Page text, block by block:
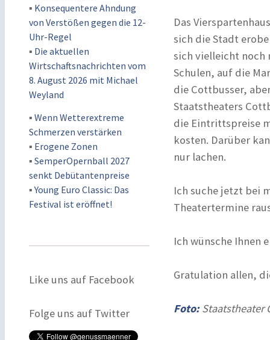
▪ Konsequentere Ahndung
von Verstößen gegen die 12-
Uhr-Regel
▪ Die aktuellen
Wirtschaftsnachrichten vom
8. August 2026 mit Michael
Weyland
▪ Wenn Wetterextreme
Schmerzen verstärken
▪ Erogene Zonen
▪ SemperOpernball 2027
senkt Debütantenpreise
▪Young Euro Classic: Das
Festival ist eröffnet!
Like uns auf Facebook
Folge uns auf Twitter
Das
sich die Stadt
sich vielleicht noch
Schulen, auf die
die Cottbusser,
Staatstheaters
die Eintrittspreise
kosten. Darüber
nur lachen.
Ich suche jetzt bei
Theatertermine
Ich wünsche Ihnen
Gratulation allen,
Foto:Staatstheater